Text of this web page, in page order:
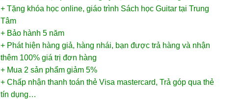
+ Tặng khóa học online, giáo trình Sách học Guitar tại Trung
Tâm
+ Bảo hành 5 năm
+ Phát hiện hàng giả, hàng nhái, bạn được trả hàng và nhận
thêm 100% giá trị đơn hàng
+ Mua 2 sản phẩm giảm 5%
+ Chấp nhận thanh toán thẻ Visa mastercard, Trả góp qua thẻ
tín dụng…